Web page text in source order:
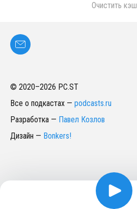
Очистить кэш
© 2020–2026 PC.ST
Все о подкастах — podcasts.ru
Разработка — Павел Козлов
Дизайн — Bonkers!